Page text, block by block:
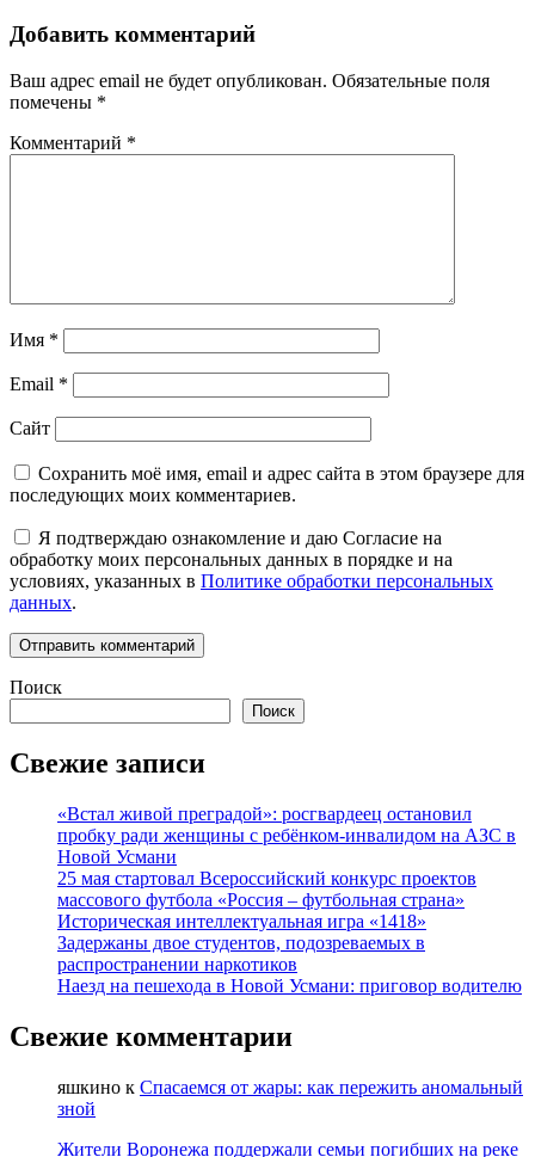
Добавить комментарий
Ваш адрес email не будет опубликован. Обязательные поля
помечены *
Комментарий *
Имя *
Email *
Сайт
Сохранить моё имя, email и адрес сайта в этом браузере для
последующих моих комментариев.
Я подтверждаю ознакомление и даю Согласие на
обработку моих персональных данных в порядке и на
условиях, указанных в Политике обработки персональных
данных.
Поиск
Поиск
Свежие записи
«Встал живой преградой»: росгвардеец остановил
пробку ради женщины с ребёнком-инвалидом на АЗС в
Новой Усмани
25 мая стартовал Всероссийский конкурс проектов
массового футбола «Россия – футбольная страна»
Историческая интеллектуальная игра «1418»
Задержаны двое студентов, подозреваемых в
распространении наркотиков
Наезд на пешехода в Новой Усмани: приговор водителю
Свежие комментарии
яшкино к Спасаемся от жары: как пережить аномальный
зной
Жители Воронежа поддержали семьи погибших на реке